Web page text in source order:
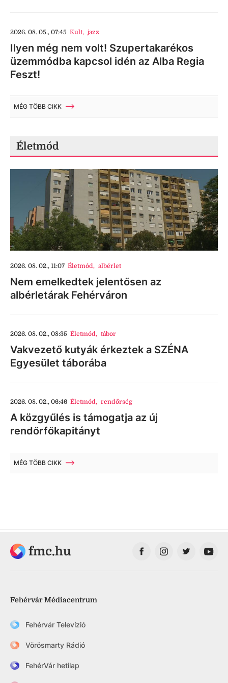
2026. 08. 05., 07:45 Kult, jazz
Ilyen még nem volt! Szupertakarékos
üzemmódba kapcsol idén az Alba Regia
Feszt!
MÉG TÖBB CIKK
Életmód
2026. 08. 02., 11:07 Életmód, albérlet
Nem emelkedtek jelentősen az
albérletárak Fehérváron
2026. 08. 02., 08:35 Életmód, tábor
Vakvezető kutyák érkeztek a SZÉNA
Egyesület táborába
2026. 08. 02., 06:46 Életmód, rendőrség
A közgyűlés is támogatja az új
rendőrfőkapitányt
MÉG TÖBB CIKK
fmc.hu
Fehérvár Médiacentrum
Fehérvár Televízió
Vörösmarty Rádió
FehérVár hetilap